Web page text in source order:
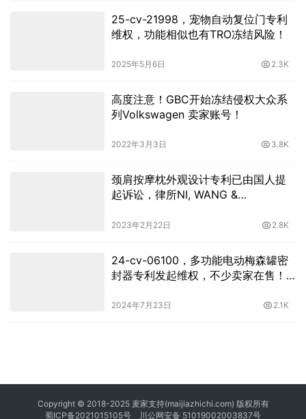
25-cv-21998，宠物自动复位门专利
维权，功能相似也有TRO冻结风险！
2025年5月6日 2.3K
高度注意！GBC开始冻结侵权大众系
列Volkswagen 卖家账号！
2022年3月3日 3.8K
颈肩按摩枕外观设计专利已由国人提
起诉讼，律所NI, WANG &
TRO临时禁令！
2023年2月22日 2.8K
24-cv-06100，多功能电动梅森罐密
封器专利发起维权，不少卖家在售！
2024年7月23日 2.1K
Copyright © 2018-2025 麦家支持(maijiazhichi.com) 版权所有
蜀ICP备2021015105号
川公网安备 51019002003837号